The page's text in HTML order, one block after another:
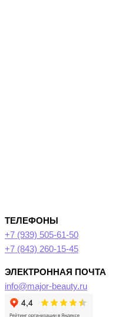
ТЕЛЕФОНЫ
+7 (939) 505-61-50
+7 (843) 260-15-45
ЭЛЕКТРОННАЯ ПОЧТА
info@major-beauty.ru